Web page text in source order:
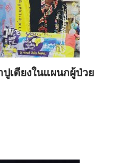
เตียงในแผนกผู้ป่วย